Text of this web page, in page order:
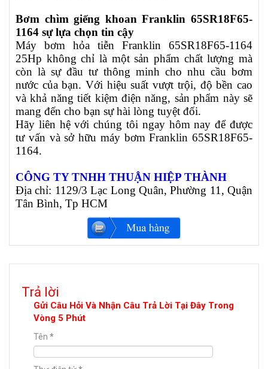
Bơm chìm giếng khoan Franklin 65SR18F65-
1164 sự lựa chọn tin cậy
Máy bơm hỏa tiễn Franklin 65SR18F65-1164
25Hp không chỉ là một sản phẩm chất lượng mà
còn là sự đầu tư thông minh cho nhu cầu bơm
nước của bạn. Với hiệu suất vượt trội, độ bền cao
và khả năng tiết kiệm điện năng, sản phẩm này sẽ
mang đến cho bạn sự hài lòng tuyệt đối.
Hãy liên hệ với chúng tôi ngay hôm nay để được
tư vấn và sở hữu máy bơm Franklin 65SR18F65-
1164.
CÔNG TY TNHH THUẬN HIỆP THÀNH
Địa chỉ: 1129/3 Lạc Long Quân, Phường 11, Quận
Tân Bình, Tp HCM
Trả lời
Gửi Câu Hỏi Và Nhận Câu Trả Lời Tại Đây Trong
Vòng 5 Phút
Tên *